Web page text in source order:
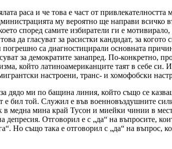
раса и че това е част от
му вероятно ще направи всичко
според самите избиратели ги е
да гласуват за расистки кандидат, за
са диагностицирали основната
за демократите занапред. По-конкретно,
който латиноамериканците таят в себе си.
настроени, транс- и хомофобски
дядо ми по бащина линия, който също се
бил той. Служил е във военновъздушните
медна мина край Тусон и миейки чинии в
Отговорил е с „да“ на въпросите,
Но също така е отговорил с „да“ на въпрос,